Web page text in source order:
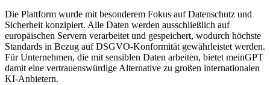
Die Plattform wurde mit besonderem Fokus auf Datenschutz und
Sicherheit konzipiert. Alle Daten werden ausschließlich auf
europäischen Servern verarbeitet und gespeichert, wodurch höchste
Standards in Bezug auf DSGVO-Konformität gewährleistet werden.
Für Unternehmen, die mit sensiblen Daten arbeiten, bietet meinGPT
damit eine vertrauenswürdige Alternative zu großen internationalen
KI-Anbietern.